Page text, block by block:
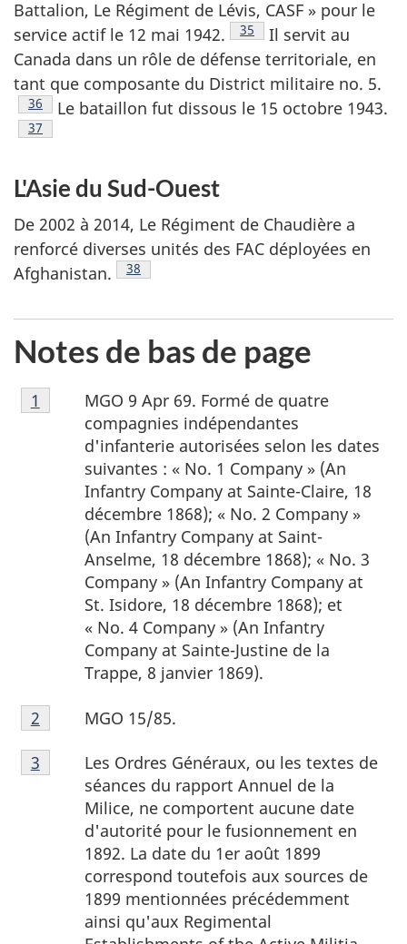
Battalion, Le Régiment de Lévis, CASF » pour le
service actif le 12 mai 1942.
Note de bas de page
35
Il servit au
Canada dans un rôle de défense territoriale, en
tant que composante du District militaire no. 5.
Note de bas de page
36 Le bataillon fut dissous le 15 octobre 1943.
Note de bas de page
37
L'Asie du Sud-Ouest
De 2002 à 2014, Le Régiment de Chaudière a
renforcé diverses unités des FAC déployées en
Afghanistan.
Note de bas de page
38
Notes de bas de page
Note
de
MGO 9 Apr 69. Formé de quatre
compagnies indépendantes
d'infanterie autorisées selon les dates
suivantes : « No. 1 Company » (An
Infantry Company at Sainte-Claire, 18
décembre 1868); « No. 2 Company »
(An Infantry Company at Saint-
Anselme, 18 décembre 1868); « No. 3
Company » (An Infantry Company at
St. Isidore, 18 décembre 1868); et
« No. 4 Company » (An Infantry
Company at Sainte-Justine de la
Trappe, 8 janvier 1869).
Retour à la référence de la note de bas de page
1
Note
de
bas
de
MGO 15/85.
Retour à la référence de la note de bas de page
2
Note
de
Les Ordres Généraux, ou les textes de
séances du rapport Annuel de la
Milice, ne comportent aucune date
d'autorité pour le fusionnement en
1892. La date du 1er août 1899
correspond toutefois aux sources de
1899 mentionnées précédemment
ainsi qu'aux Regimental
Retour à la référence de la note de bas de page
3